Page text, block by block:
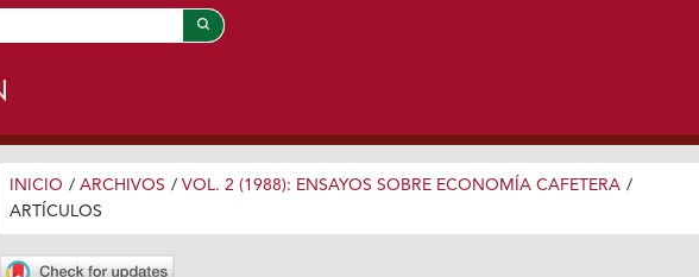
INICIO / ARCHIVOS / VOL. 2 (1988): ENSAYOS SOBRE ECONOMÍA CAFETERA /
ARTÍCULOS